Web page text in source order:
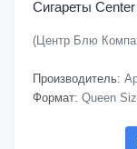
Сигареты
(Центр Блю
Производитель:
Формат: Queen